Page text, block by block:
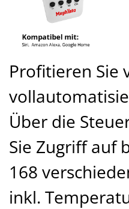
Profitieren Sie
Über die
Sie Zugriff auf
168
inkl.